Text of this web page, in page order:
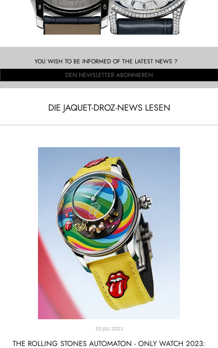
YOU WISH TO BE INFORMED OF THE LATEST NEWS ?
DEN NEWSLETTER ABONNIEREN
DIE JAQUET-DROZ-NEWS LESEN
03 JULI 2023
THE ROLLING STONES AUTOMATON - ONLY WATCH 2023: